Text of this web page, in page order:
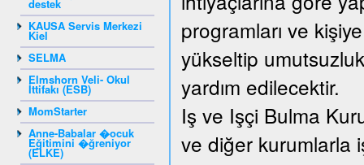
destek
KAUSA Servis Merkezi
Kiel
SELMA
Elmshorn Veli- Okul
İttifakı (ESB)
MomStarter
Anne-Babalar �ocuk
Eğitimini �ğreniyor
(ELKE)
programları ve
yükseltip
yardım edilecektir.
Iş ve Işçi Bulma
ve diğer kurumlarla